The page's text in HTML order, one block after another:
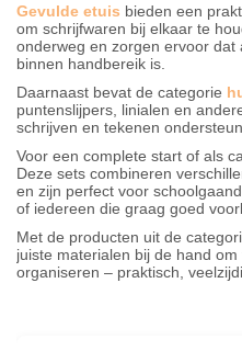
Gevulde etuis bieden een
om schrijfwaren bij elkaar te
onderweg en zorgen ervoor dat
binnen handbereik is.
Daarnaast bevat de categorie
puntenslijpers, linialen en
schrijven en tekenen
Voor een complete start of als
Deze sets combineren
en zijn perfect voor
of iedereen die graag goed
Met de producten uit de
juiste materialen bij de hand
organiseren – praktisch,